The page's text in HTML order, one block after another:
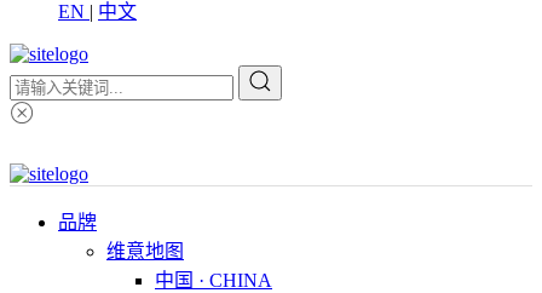
EN | 中文
品牌
维意地图
中国 · CHINA